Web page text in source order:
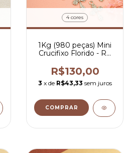
4 cores
1Kg (980 peças) Mini
Crucifixo Florido - R$
R$130,00
3 x de R$43,33 sem juros
COMPRAR